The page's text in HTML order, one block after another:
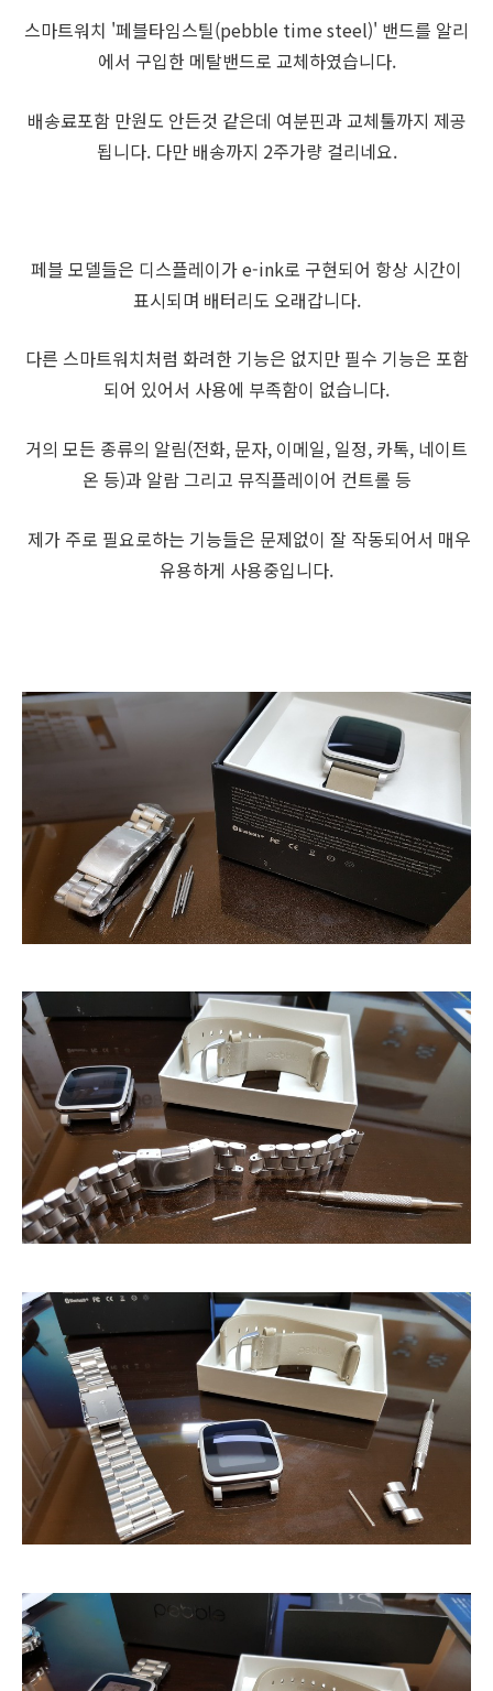
스마트워치 '페블타임스틸(pebble time steel)' 밴드를 알리
에서 구입한 메탈밴드로 교체하였습니다.
배송료포함 만원도 안든것 같은데 여분핀과 교체툴까지 제공
됩니다. 다만 배송까지 2주가량 걸리네요.
페블 모델들은 디스플레이가 e-ink로 구현되어 항상 시간이
표시되며 배터리도 오래갑니다.
다른 스마트워치처럼 화려한 기능은 없지만 필수 기능은 포함
되어 있어서 사용에 부족함이 없습니다.
거의 모든 종류의 알림(전화, 문자, 이메일, 일정, 카톡, 네이트
온 등)과 알람 그리고 뮤직플레이어 컨트롤 등
제가 주로 필요로하는 기능들은 문제없이 잘 작동되어서 매우
유용하게 사용중입니다.